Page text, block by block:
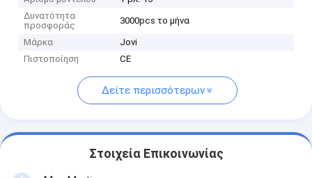
Δυνατότητα
προσφοράς
3000pcs το μήνα
Μάρκα
Jovi
Πιστοποίηση
CE
Δείτε περισσότερων
Στοιχεία Επικοινωνίας